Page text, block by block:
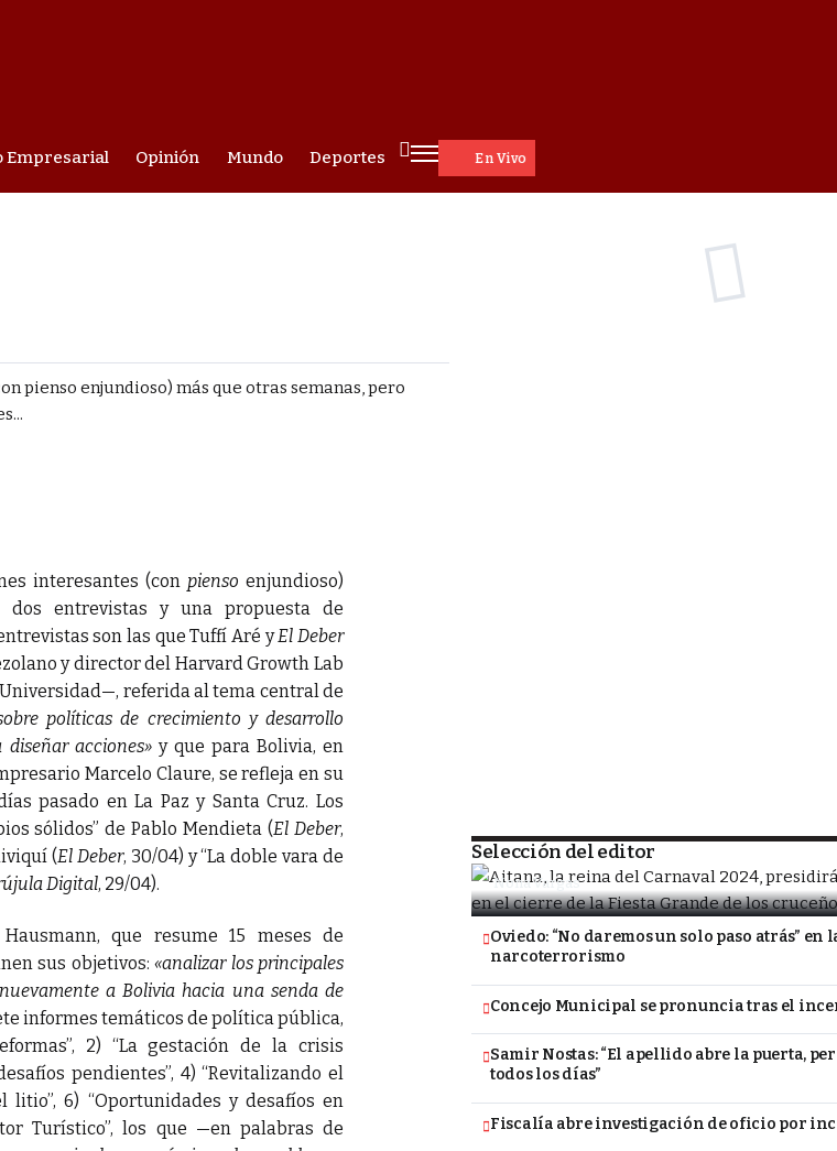
Empresarial Opinión Mundo Deportes En Vivo
pienso enjundioso) más que otras semanas, pero
interesantes (con pienso enjundioso)
dos entrevistas y una propuesta de
son las que Tuffí Aré yEl Deber
y director del Harvard Growth Lab
Universidad—, referida al tema central de
políticas de crecimiento y desarrollo
acciones»y que para Bolivia, en
Marcelo Claure, se refleja en su
pasado en La Paz y Santa Cruz. Los
sólidos” de Pablo Mendieta (El Deber,
(El Deber, 30/04) y “La doble vara de
Digital, 29/04).
que resume 15 meses de
sus objetivos: «analizar los principales
a Bolivia hacia una senda de
informes temáticos de política pública,
2) “La gestación de la crisis
pendientes”, 4) “Revitalizando el
litio”, 6) “Oportunidades y desafíos en
Turístico”, los que —en palabras de
Selección del editor
tradicional Carnavalito
Nona Vargas
Oviedo: “No daremos un solo paso atrás”
narcoterrorismo
Concejo Municipal se pronuncia tras el
Samir Nostas: “El apellido abre la puerta,
todos los días”
Fiscalía abre investigación de oficio por